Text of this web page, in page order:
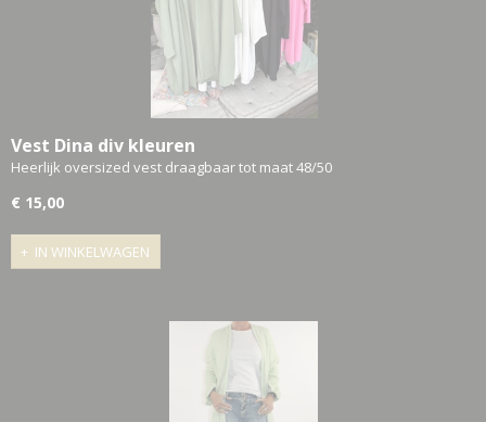
Vest Dina div kleuren
Heerlijk oversized vest draagbaar tot maat 48/50
€ 15,00
IN WINKELWAGEN